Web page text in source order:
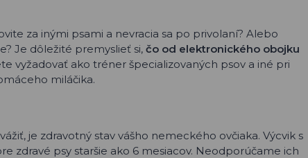
za inými psami a nevracia sa po privolaní? Alebo
Je dôležité premyslieť si, čo od elektronického obojku
vyžadovať ako tréner špecializovaných psov a iné pri
miláčika.
je zdravotný stav vášho nemeckého ovčiaka. Výcvik s
zdravé psy staršie ako 6 mesiacov. Neodporúčame ich